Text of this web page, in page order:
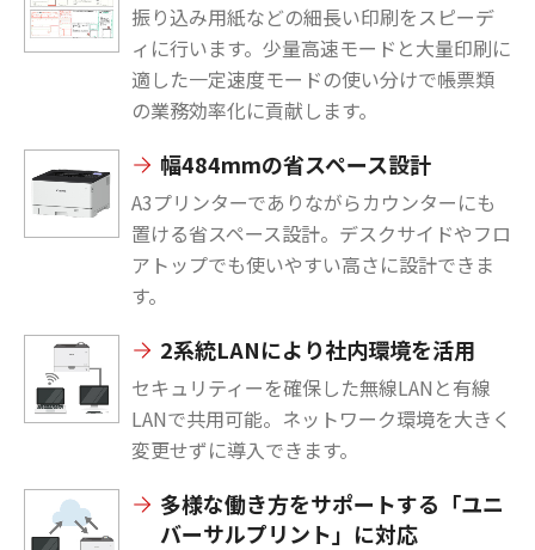
振り込み用紙などの細長い印刷をスピーデ
ィに行います。少量高速モードと大量印刷に
適した一定速度モードの使い分けで帳票類
の業務効率化に貢献します。
幅484mmの省スペース設計
A3プリンターでありながらカウンターにも
置ける省スペース設計。デスクサイドやフロ
アトップでも使いやすい高さに設計できま
す。
2系統LANにより社内環境を活用
セキュリティーを確保した無線LANと有線
LANで共用可能。ネットワーク環境を大きく
変更せずに導入できます。
多様な働き方をサポートする「ユニ
バーサルプリント」に対応